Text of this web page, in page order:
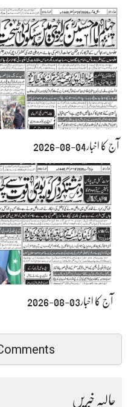
آج کا اخبار04-08-2026
آج کا اخبار03-08-2026
حالیہ خبریں